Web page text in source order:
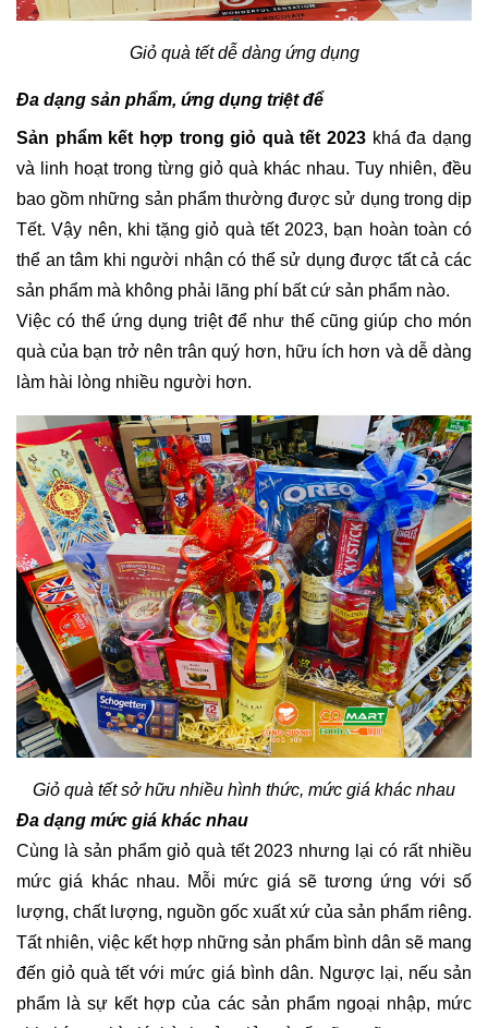
Giỏ quà tết dễ dàng ứng dụng
Đa dạng sản phẩm, ứng dụng triệt để
Sản phẩm kết hợp trong giỏ quà tết 2023 khá đa dạng
và linh hoạt trong từng giỏ quà khác nhau. Tuy nhiên, đều
bao gồm những sản phẩm thường được sử dụng trong dịp
Tết. Vậy nên, khi tặng giỏ quà tết 2023, bạn hoàn toàn có
thể an tâm khi người nhận có thể sử dụng được tất cả các
sản phẩm mà không phải lãng phí bất cứ sản phẩm nào.
Việc có thể ứng dụng triệt để như thế cũng giúp cho món
quà của bạn trở nên trân quý hơn, hữu ích hơn và dễ dàng
làm hài lòng nhiều người hơn.
Giỏ quà tết sở hữu nhiều hình thức, mức giá khác nhau
Đa dạng mức giá khác nhau
Cùng là sản phẩm giỏ quà tết 2023 nhưng lại có rất nhiều
mức giá khác nhau. Mỗi mức giá sẽ tương ứng với số
lượng, chất lượng, nguồn gốc xuất xứ của sản phẩm riêng.
Tất nhiên, việc kết hợp những sản phẩm bình dân sẽ mang
đến giỏ quà tết với mức giá bình dân. Ngược lại, nếu sản
phẩm là sự kết hợp của các sản phẩm ngoại nhập, mức